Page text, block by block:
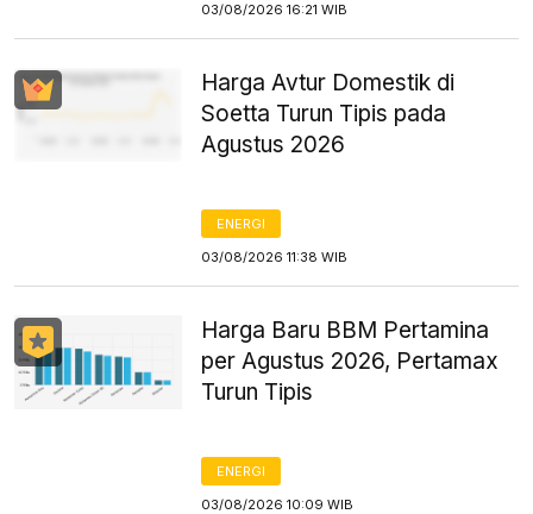
03/08/2026 16:21 WIB
Harga Avtur Domestik di
Soetta Turun Tipis pada
Agustus 2026
ENERGI
03/08/2026 11:38 WIB
Harga Baru BBM Pertamina
per Agustus 2026, Pertamax
Turun Tipis
ENERGI
03/08/2026 10:09 WIB